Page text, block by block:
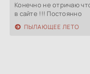
Конечно не отричаю
в сайте !!! Постоянно
ПЫЛАЮЩЕЕ ЛЕТО